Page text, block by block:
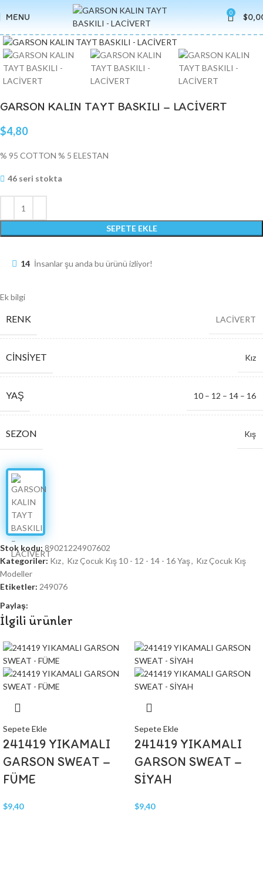
MENU 0 $
Click to enlarge
GARSON KALIN TAYT BASKILI – LACİVERT
$4,80
% 95 COTTON % 5 ELESTAN
46 seri stokta
SEPETE EKLE
14 İnsanlar şu anda bu ürünü izliyor!
Ek bilgi
RENK LACİVERT
CINSIYET Kız
YAŞ 10 – 12 – 14 – 16
SEZON Kış
SERI ADETI
Stok kodu: 89021224907602
Kategoriler: Kız, Kız Çocuk Kış 10 - 12 - 14 - 16 Yaş, Kız Çocuk Kış
Modeller
Etiketler: 249076
Paylaş:
İlgili ürünler
Sepete Ekle
241419 YIKAMALI
GARSON SWEAT –
FÜME
$9,40
Sepete Ekle
241419 YIKAMALI
GARSON SWEAT –
SİYAH
$9,40